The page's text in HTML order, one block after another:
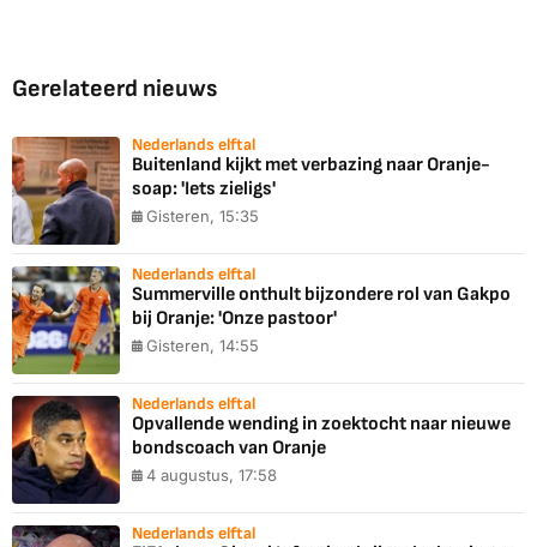
Gerelateerd nieuws
Nederlands elftal
Buitenland kijkt met verbazing naar Oranje-
soap: 'Iets zieligs'
Gisteren, 15:35
Nederlands elftal
Summerville onthult bijzondere rol van Gakpo
bij Oranje: 'Onze pastoor'
Gisteren, 14:55
Nederlands elftal
Opvallende wending in zoektocht naar nieuwe
bondscoach van Oranje
4 augustus, 17:58
Nederlands elftal